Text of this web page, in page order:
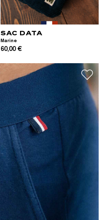
SAC DATA
Marine
60,00 €